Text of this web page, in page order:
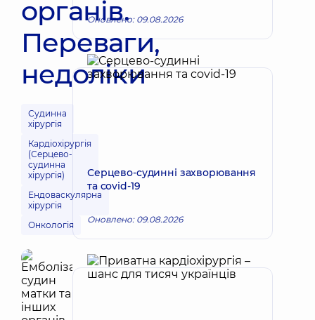
органів.
Переваги,
недоліки
Судинна
хірургія
Кардіохірургія
(Серцево-
судинна
хірургія)
Ендоваскулярна
хірургія
Онкологія
Оновлено: 09.08.2026
Серцево-судинні захворювання
та covid-19
Оновлено: 09.08.2026